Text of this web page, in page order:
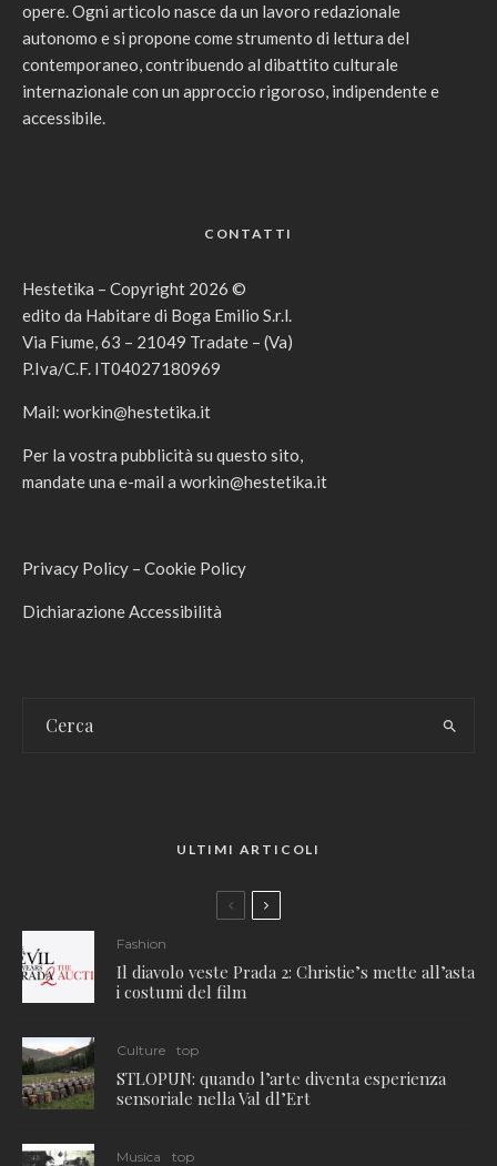
opere. Ogni articolo nasce da un lavoro redazionale
autonomo e si propone come strumento di lettura del
contemporaneo, contribuendo al dibattito culturale
internazionale con un approccio rigoroso, indipendente e
accessibile.
CONTATTI
Hestetika – Copyright 2026 ©
edito da Habitare di Boga Emilio S.r.l.
Via Fiume, 63 – 21049 Tradate – (Va)
P.Iva/C.F. IT04027180969
Mail: workin@hestetika.it
Per la vostra pubblicità su questo sito,
mandate una e-mail a workin@hestetika.it
Privacy Policy – Cookie Policy
Dichiarazione Accessibilità
ULTIMI ARTICOLI
Fashion
Il diavolo veste Prada 2: Christie’s mette all’asta
i costumi del film
Culture top
STLOPUN: quando l’arte diventa esperienza
sensoriale nella Val dl’Ert
Musica top